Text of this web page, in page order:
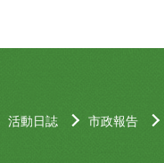
活動日誌 市政報告